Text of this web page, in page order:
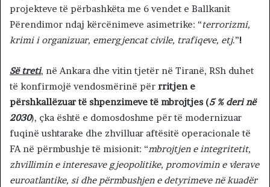
projekteve të përbashkëta me 6 vendet e Ballkanit
Përendimor ndaj kërcënimeve asimetrike: “terrorizmi,
krimi i organizuar, emergjencat civile, trafiqeve, etj.”!
Së treti, në Ankara dhe vitin tjetër në Tiranë, RSh duhet
të konfirmojë vendosmërinë për rritjen e
përshkallëzuar të shpenzimeve të mbrojtjes (5 % deri në
2030), çka është e domosdoshme për të modernizuar
fuqinë ushtarake dhe zhvilluar aftësitë operacionale të
FA në përmbushje të misionit: “mbrojtjen e integritetit,
zhvillimin e interesave gjeopolitike, promovimin e vlerave
euroatlantike, si dhe përmbushjen e detyrimeve në kuadër